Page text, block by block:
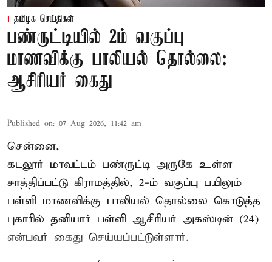
தமிழக செய்திகள்
பண்ருட்டியில் 2ம் வகுப்பு
மாணவிக்கு பாலியல் தொல்லை:
ஆசிரியர் கைது
Published on: 07 Aug 2026, 11:42 am
சென்னை,
கடலூர் மாவட்டம் பண்ருட்டி அருகே உள்ள
சாத்திப்பட்டு கிராமத்தில், 2-ம் வகுப்பு பயிலும்
பள்ளி மாணவிக்கு பாலியல் தொல்லை கொடுத்த
புகாரில் தனியார் பள்ளி ஆசிரியர் அகஸ்டின் (24)
என்பவர் கைது செய்யப்பட்டுள்ளார்.